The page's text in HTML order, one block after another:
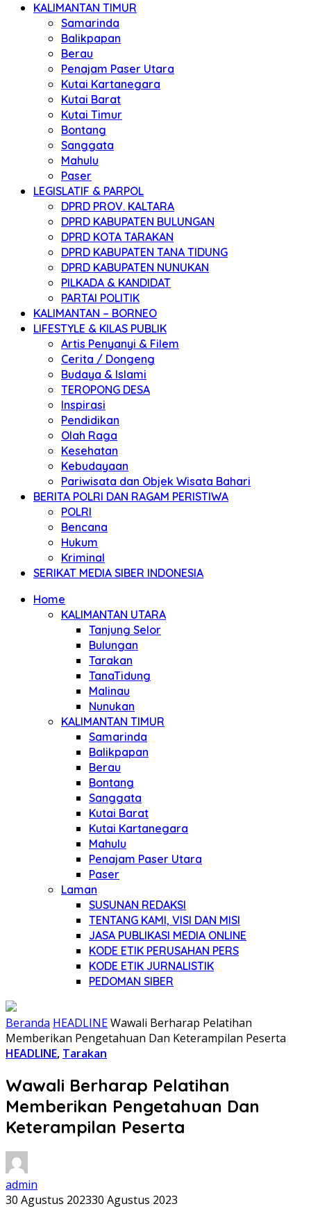
KALIMANTAN TIMUR
Samarinda
Balikpapan
Berau
Penajam Paser Utara
Kutai Kartanegara
Kutai Barat
Kutai Timur
Bontang
Sanggata
Mahulu
Paser
LEGISLATIF & PARPOL
DPRD PROV. KALTARA
DPRD KABUPATEN BULUNGAN
DPRD KOTA TARAKAN
DPRD KABUPATEN TANA TIDUNG
DPRD KABUPATEN NUNUKAN
PILKADA & KANDIDAT
PARTAI POLITIK
KALIMANTAN – BORNEO
LIFESTYLE & KILAS PUBLIK
Artis Penyanyi & Filem
Cerita / Dongeng
Budaya & Islami
TEROPONG DESA
Inspirasi
Pendidikan
Olah Raga
Kesehatan
Kebudayaan
Pariwisata dan Objek Wisata Bahari
BERITA POLRI DAN RAGAM PERISTIWA
POLRI
Bencana
Hukum
Kriminal
SERIKAT MEDIA SIBER INDONESIA
Home
KALIMANTAN UTARA
Tanjung Selor
Bulungan
Tarakan
TanaTidung
Malinau
Nunukan
KALIMANTAN TIMUR
Samarinda
Balikpapan
Berau
Bontang
Sanggata
Kutai Barat
Kutai Kartanegara
Mahulu
Penajam Paser Utara
Paser
Laman
SUSUNAN REDAKSI
TENTANG KAMI, VISI DAN MISI
JASA PUBLIKASI MEDIA ONLINE
KODE ETIK PERUSAHAN PERS
KODE ETIK JURNALISTIK
PEDOMAN SIBER
Beranda HEADLINEWawali Berharap Pelatihan
Memberikan Pengetahuan Dan Keterampilan Peserta
HEADLINE, Tarakan
Wawali Berharap Pelatihan
Memberikan Pengetahuan Dan
Keterampilan Peserta
admin
30 Agustus 202330 Agustus 2023